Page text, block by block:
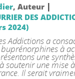
, Auteur |
DES
2024)
Addictions a
à
une
soutenir une mise
Il serait